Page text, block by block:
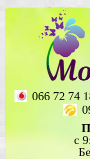
066 72 74
с